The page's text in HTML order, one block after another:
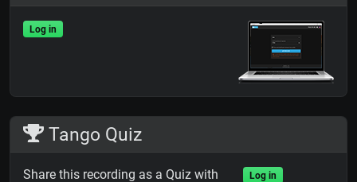
Log in
Tango Quiz
Share this recording as a Quiz with
Log in